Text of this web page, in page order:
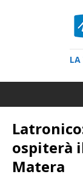
LA
ospiterà
Matera